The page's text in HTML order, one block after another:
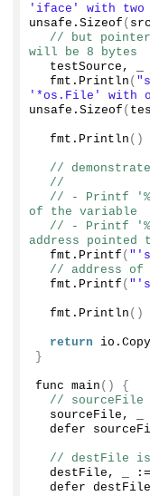
'iface' with two
unsafe. Sizeof ( src
// but
will be 8 bytes
testSource, _
  fmt.
Println (
'*os.File' with
unsafe. Sizeof (
  fmt.
Println ()
//
//
// - Printf
of the variable
// - Printf
address pointed
  fmt.
Printf (
// address
  fmt.
Printf (
  fmt.
Println ()
return io. Copy
}
func main ()
{
//
sourceFile, _
defer
// destFile
destFile, _
defer